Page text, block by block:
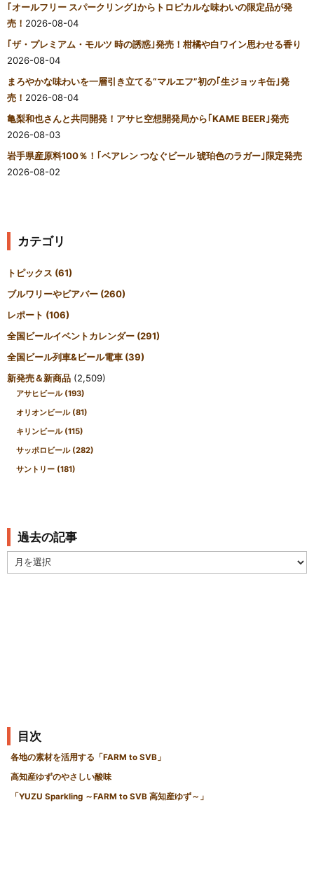
｢オールフリー スパークリング｣からトロピカルな味わいの限定品が発
売！ 2026-08-04
｢ザ・プレミアム・モルツ 時の誘惑｣発売！柑橘や白ワイン思わせる香り
2026-08-04
まろやかな味わいを一層引き立てる“マルエフ”初の｢生ジョッキ缶｣発
売！ 2026-08-04
亀梨和也さんと共同開発！アサヒ空想開発局から｢KAME BEER｣発売
2026-08-03
岩手県産原料100％！｢ベアレン つなぐビール 琥珀色のラガー｣限定発売
2026-08-02
カテゴリ
トピックス (61)
ブルワリーやビアバー (260)
レポート (106)
全国ビールイベントカレンダー (291)
全国ビール列車&ビール電車 (39)
新発売＆新商品 (2,509)
アサヒビール (193)
オリオンビール (81)
キリンビール (115)
サッポロビール (282)
サントリー (181)
過去の記事
去
目次
各地の素材を活用する「FARM to SVB」
高知産ゆずのやさしい酸味
「YUZU Sparkling ～FARM to SVB 高知産ゆず～」